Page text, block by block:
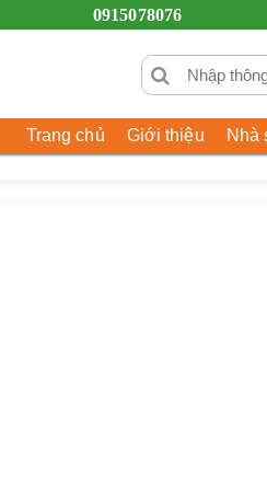
0915078076
Trang chủ Giới thiệu Nhà